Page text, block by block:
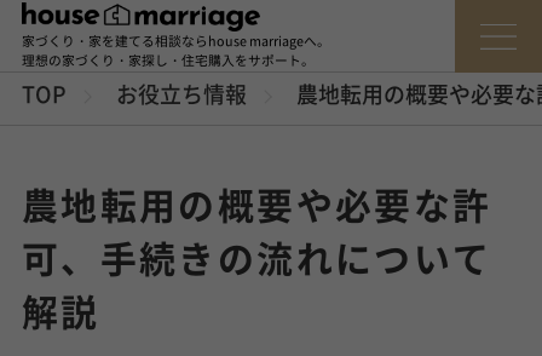
家づくり・家を建てる相談ならhouse marriageへ。
理想の家づくり・家探し・住宅購入をサポート。
TOP お役立ち情報 農地転用の概要や必要
農地転用の概要や必要な許
可、手続きの流れについて
解説